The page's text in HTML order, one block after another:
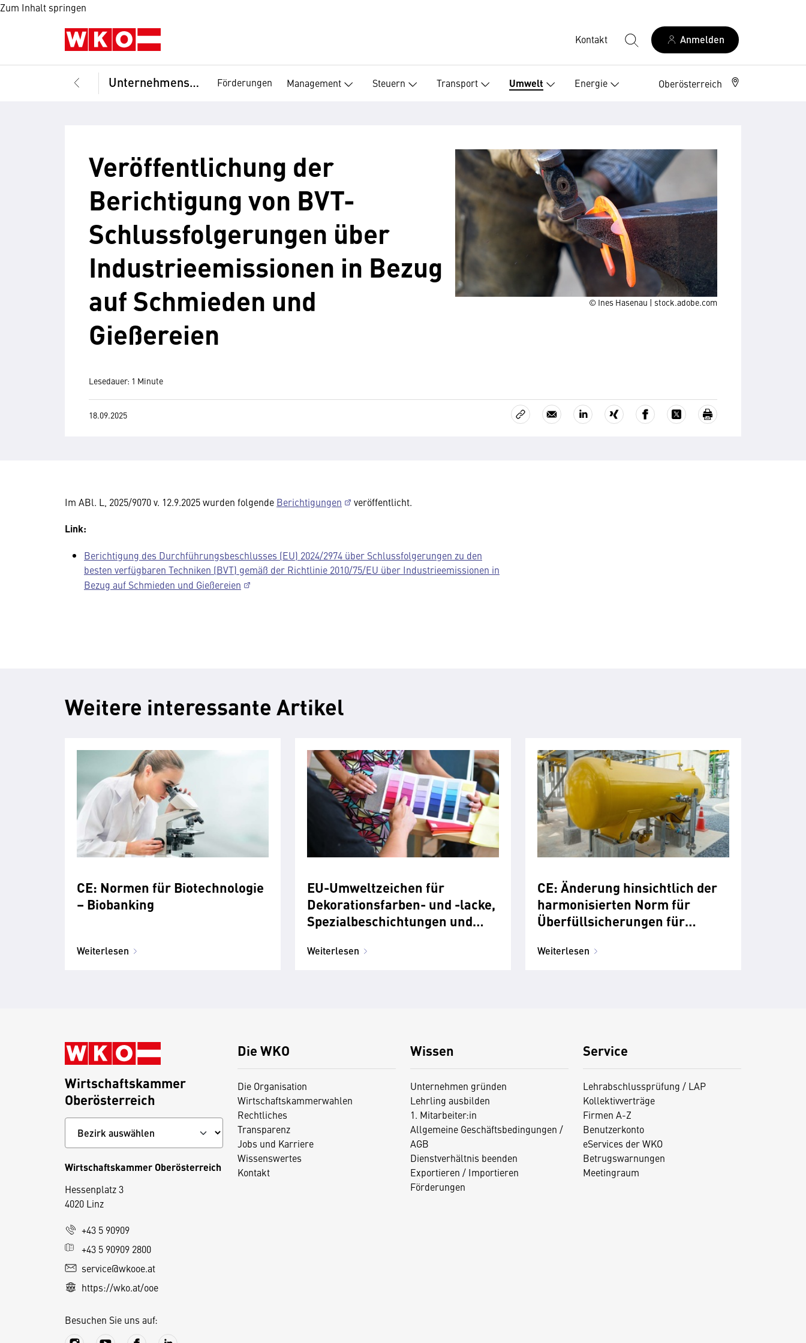
Zum Inhalt springen
Kontakt Anmelden
Unternehmensführung Förderungen Management Steuern Transport Umwelt Energie Oberösterreich
© Ines Hasenau | stock.adobe.com
Veröffentlichung der
Berichtigung von BVT-
Schlussfolgerungen über
Industrieemissionen in Bezug
auf Schmieden und
Gießereien
Lesedauer: 1 Minute
18.09.2025
Im ABl. L, 2025/9070 v. 12.9.2025 wurden folgende Berichtigungen veröffentlicht.
Link:
Berichtigung des Durchführungsbeschlusses (EU) 2024/2974 über Schlussfolgerungen zu den
besten verfügbaren Techniken (BVT) gemäß der Richtlinie 2010/75/EU über Industrieemissionen in
Bezug auf Schmieden und Gießereien
Weitere interessante Artikel
CE: Normen für Biotechnologie
– Biobanking
Weiterlesen
EU-Umweltzeichen für
Dekorationsfarben- und -lacke,
Spezialbeschichtungen und
Weiterlesen
CE: Änderung hinsichtlich der
harmonisierten Norm für
Überfüllsicherungen für
Brenn- und Kraftstoffe
Weiterlesen
Die WKO
Die Organisation
Wirtschaftskammerwahlen
Rechtliches
Transparenz
Jobs und Karriere
Wissenswertes
Kontakt
Wissen
Unternehmen gründen
Lehrling ausbilden
1. Mitarbeiter:in
Allgemeine Geschäftsbedingungen /
AGB
Dienstverhältnis beenden
Exportieren / Importieren
Förderungen
Service
Lehrabschlussprüfung / LAP
Kollektivverträge
Firmen A-Z
Benutzerkonto
eServices der WKO
Betrugswarnungen
Meetingraum
Wirtschaftskammer
Oberösterreich
Wirtschaftskammer Oberösterreich
Hessenplatz 3
4020 Linz
+43 5 90909
+43 5 90909 2800
service@wkooe.at
https://wko.at/ooe
Besuchen Sie uns auf: